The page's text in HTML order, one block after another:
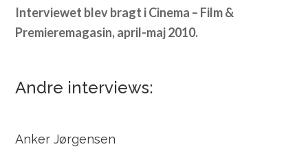
Interviewet blev bragt i Cinema – Film &
Premieremagasin, april-maj 2010.
Andre interviews:
Anker Jørgensen